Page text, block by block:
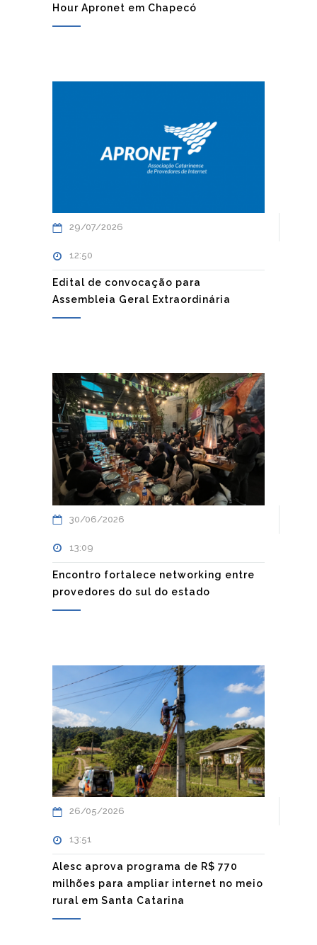
Hour Apronet em Chapecó
29/07/2026
12:50
Edital de convocação para
Assembleia Geral Extraordinária
30/06/2026
13:09
Encontro fortalece networking entre
provedores do sul do estado
26/05/2026
13:51
Alesc aprova programa de R$ 770
milhões para ampliar internet no meio
rural em Santa Catarina